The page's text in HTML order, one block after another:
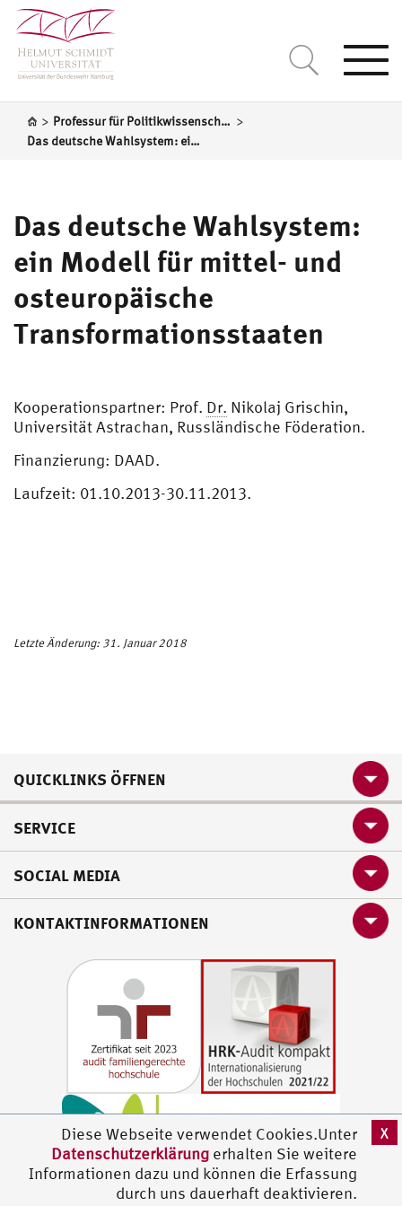
Diese Webseite verwendet Cookies.Unter
Datenschutzerklärung erhalten Sie weitere
Informationen dazu und können die Erfassung
durch uns dauerhaft deaktivieren.
X
> Professur für Politikwissenschaft, insbesondere Vergleichende Regierungslehre >
Das deutsche Wahlsystem: ein Modell für mittel- und osteuropäische Transformationsstaaten
Das deutsche Wahlsystem:
ein Modell für mittel- und
osteuropäische
Transformationsstaaten
Kooperationspartner: Prof. Dr. Nikolaj Grischin,
Universität Astrachan, Russländische Föderation.
Finanzierung: DAAD.
Laufzeit: 01.10.2013-30.11.2013.
Letzte Änderung: 31. Januar 2018
QUICKLINKS ÖFFNEN
SERVICE
SOCIAL MEDIA
KONTAKTINFORMATIONEN